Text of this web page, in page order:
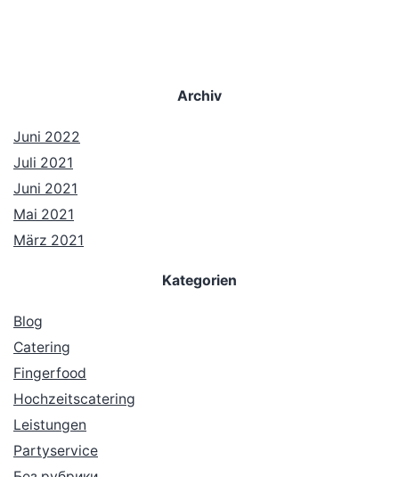
Archiv
Juni 2022
Juli 2021
Juni 2021
Mai 2021
März 2021
Kategorien
Blog
Catering
Fingerfood
Hochzeitscatering
Leistungen
Partyservice